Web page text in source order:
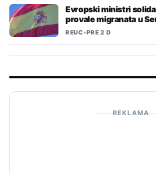
Evropski ministri
provale migranata u
REUC•PRE 2 D
REKLAMA